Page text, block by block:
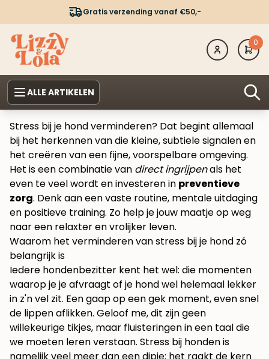
Gratis verzending vanaf €50,-
0
ALLE ARTIKELEN
Stress bij je hond verminderen? Dat begint allemaal
bij het herkennen van die kleine, subtiele signalen en
het creëren van een fijne, voorspelbare omgeving.
Het is een combinatie van direct ingrijpenals het
even te veel wordt en investeren in preventieve
zorg. Denk aan een vaste routine, mentale uitdaging
en positieve training. Zo help je jouw maatje op weg
naar een relaxter en vrolijker leven.
Waarom het verminderen van stress bij je hond zó
belangrijk is
Iedere hondenbezitter kent het wel: die momenten
waarop je je afvraagt of je hond wel helemaal lekker
in z'n vel zit. Een gaap op een gek moment, even snel
de lippen aflikken. Geloof me, dit zijn geen
willekeurige tikjes, maar fluisteringen in een taal die
we moeten leren verstaan. Stress bij honden is